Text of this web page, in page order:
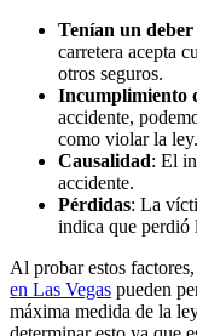
Tenían un
carretera acepta
otros seguros.
Incumplimiento
accidente,
como violar la ley.
Causalidad: El
accidente.
Pérdidas: La
indica que perdió
Al probar estos
en Las Vegas pueden
máxima medida de la